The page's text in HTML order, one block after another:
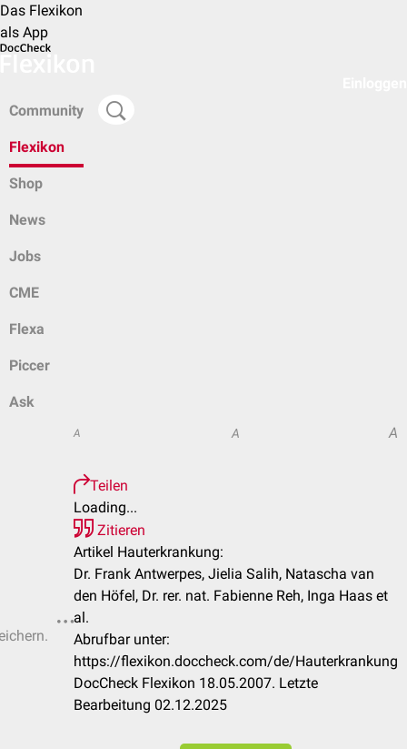
Das Flexikon
als App
Community
Flexikon
Shop
News
Jobs
CME
Flexa
Piccer
Ask
A A A
Teilen
Loading...
Zitieren
Artikel Hauterkrankung:
Dr. Frank Antwerpes, Jielia Salih, Natascha van
den Höfel, Dr. rer. nat. Fabienne Reh, Inga Haas et
al.
Abrufbar unter:
https://flexikon.doccheck.com/de/Hauterkrankung
DocCheck Flexikon 18.05.2007. Letzte
Bearbeitung 02.12.2025